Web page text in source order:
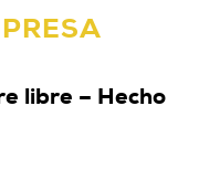
libre – Hecho